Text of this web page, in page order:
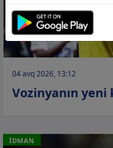
04 avq 2026, 13:12
Vozinyanın
İDMAN